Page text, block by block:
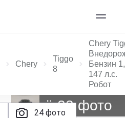
Chery
Tiggo
8
Chery
Бензин
147 л.с.
Робот
24 фото
Ещё 22 фото